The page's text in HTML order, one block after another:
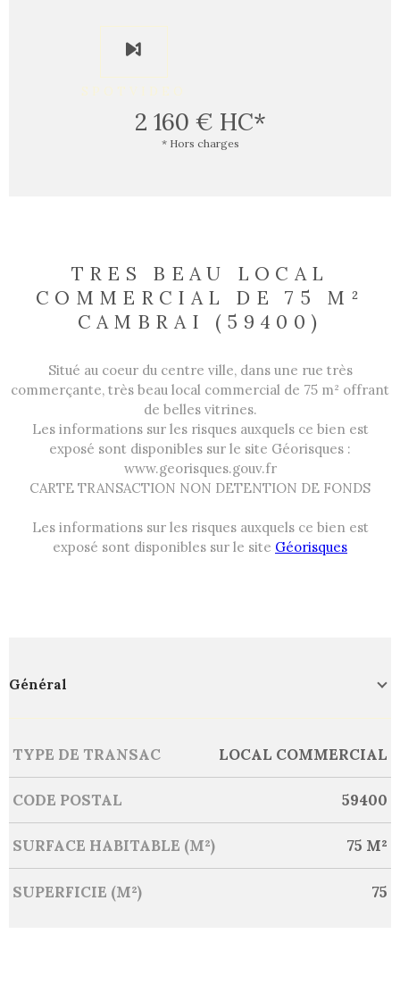
SPOTVIDEO
2 160 € HC*
* Hors charges
TRES BEAU LOCAL
COMMERCIAL DE 75 M²
CAMBRAI (59400)
Situé au coeur du centre ville, dans une rue très
commerçante, très beau local commercial de 75 m² offrant
de belles vitrines.
Les informations sur les risques auxquels ce bien est
exposé sont disponibles sur le site Géorisques :
www.georisques.gouv.fr
CARTE TRANSACTION NON DETENTION DE FONDS
Les informations sur les risques auxquels ce bien est
exposé sont disponibles sur le site Géorisques
Général
Caractérisque Valeurs
TYPE DE TRANSAC LOCAL COMMERCIAL
CODE POSTAL 59400
SURFACE HABITABLE (M²) 75 M²
SUPERFICIE (M²) 75